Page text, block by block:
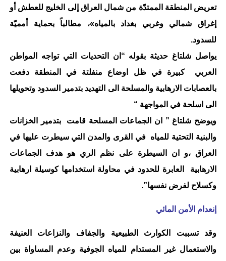
تعريض المنطقة الممتدّة من شمال العراق إلى الخليج للعطش أو
إغراق شمالي وغربي بغداد بالمياه»، مطالباً بحماية أمميّة
للسدود.
يواصل شلتاغ حديثة بقوله “ان التحديات التي تواجه المواطن
العربي كبيرة في ظل اوضاع منفلتة في المنطقة دفعت
بالعصابات الارهابية والمسلحة الى التهديد بتدمير السدود وتحويلها
الى اسلحة في المواجهة “
ويوضح شلتاغ ” ان الجماعات المسلحة قامت بتدمير الخزانات
والبنية التحتية للمياه في القرى والمدن التي سيطرت عليها في
العراق ،و ان السيطرة على نظم الري هو هدف الجماعات
الارهابية العابرة للحدود في محاولة استخدامها كوسيلة ارهابية
وكسلاح لفرض نفسها”.
إنعدام الأمن المائي
وقد تسببت الكوارث الطبيعية والجفاف والنزاعات العنيفة
والاستعمال غير المستدام للمياه الجوفية وعدم المساواة بين